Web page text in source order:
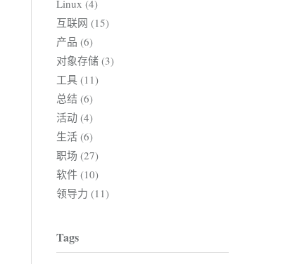
Linux (4)
互联网 (15)
产品 (6)
对象存储 (3)
工具 (11)
总结 (6)
活动 (4)
生活 (6)
职场 (27)
软件 (10)
领导力 (11)
Tags